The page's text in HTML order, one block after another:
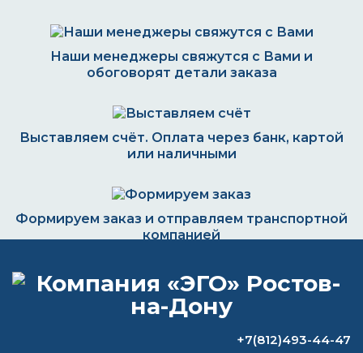
Наши менеджеры свяжутся с Вами и
обоговорят детали заказа
Выставляем счёт. Оплата через банк, картой
или наличными
Формируем заказ и отправляем транспортной
компанией
+7(812)493-44-47